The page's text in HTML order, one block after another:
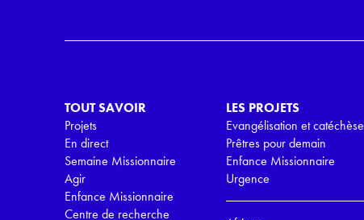
P
TOUT SAVOIR
Projets
En direct
Semaine Missionnaire
Agir
Enfance Missionnaire
Centre de recherche
LES PROJETS
Evangélisation et catéchèse
Prêtres pour demain
Enfance Missionnaire
Urgence